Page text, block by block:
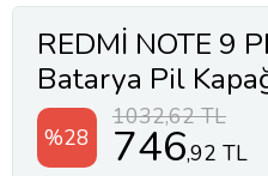
REDMİ NOTE 9
Batarya Pil
Yapıştırıcı)
%28
1032,62 TL
746,92 TL